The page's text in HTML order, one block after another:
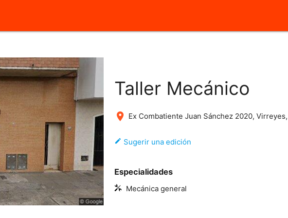
Taller Mecánico
place Ex Combatiente Juan Sánchez 2020,
edit Sugerir una edición
Especialidades
Mecánica general